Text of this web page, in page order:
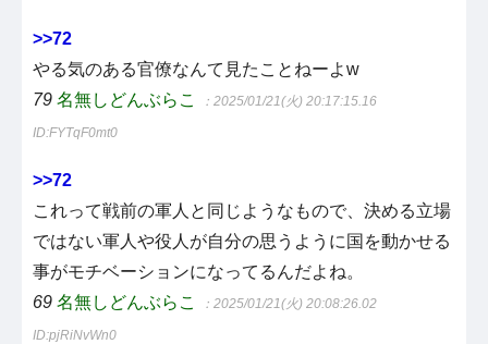
>>72
やる気のある官僚なんて見たことねーよw
79 名無しどんぶらこ ：2025/01/21(火) 20:17:15.16
ID:FYTqF0mt0
>>72
これって戦前の軍人と同じようなもので、決める立場
ではない軍人や役人が自分の思うように国を動かせる
事がモチベーションになってるんだよね。
69 名無しどんぶらこ ：2025/01/21(火) 20:08:26.02
ID:pjRiNvWn0